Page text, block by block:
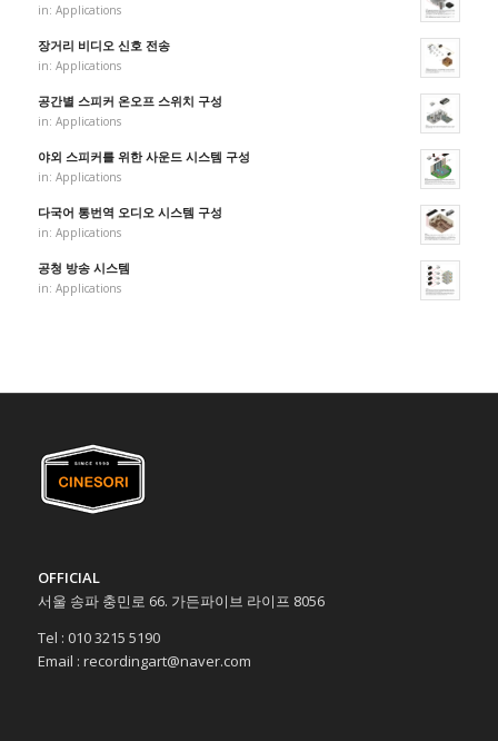
in: Applications
장거리 비디오 신호 전송
in: Applications
공간별 스피커 온오프 스위치 구성
in: Applications
야외 스피커를 위한 사운드 시스템 구성
in: Applications
다국어 통번역 오디오 시스템 구성
in: Applications
공청 방송 시스템
in: Applications
OFFICIAL
서울 송파 충민로 66. 가든파이브 라이프 8056
Tel : 010 3215 5190
Email : recordingart@naver.com